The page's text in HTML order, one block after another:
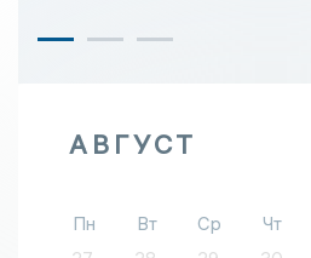
АВГУСТ
Пн Вт Ср Чт